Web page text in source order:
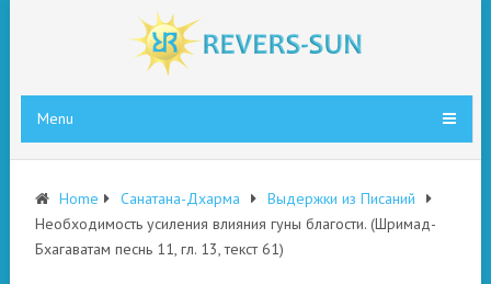
Menu
Home Санатана-Дхарма
Выдержки из Писаний
Необходимость усиления влияния гуны благости. (Шримад-
Бхагаватам песнь 11, гл. 13, текст 61)